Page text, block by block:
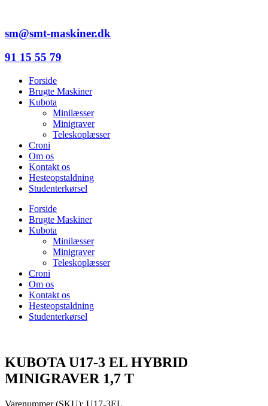
indhold
sm@smt-maskiner.dk
91 15 55 79
Forside
Brugte Maskiner
Kubota
Minilæsser
Minigraver
Teleskoplæsser
Croni
Om os
Kontakt os
Hesteopstaldning
Studenterkørsel
Forside
Brugte Maskiner
Kubota
Minilæsser
Minigraver
Teleskoplæsser
Croni
Om os
Kontakt os
Hesteopstaldning
Studenterkørsel
KUBOTA U17-3 EL HYBRID
MINIGRAVER 1,7 T
Varenummer (SKU): U17-3EL